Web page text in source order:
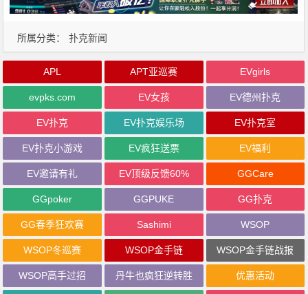
所属分类： 扑克新闻
APL APT亚巡赛 EVgirls
evpks.com EV女孩 EV德州扑克
EV扑克 EV扑克娱乐场 EV扑克室
EV扑克小游戏 EV疯狂送票 EV福利
EV邀请有礼 EV顶级反馈60% GGCare
GGpoker GGPUKE GG扑克
GG春季狂欢赛 Sashimi WSOP
WSOP冬巡赛 WSOP金手链 WSOP金手链战报
WSOP高手过招 丹牛也疯狂逆转胜 优惠活动